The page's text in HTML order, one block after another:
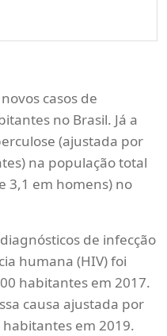
casos de
no Brasil. Já a
(ajustada por
na população total
3,1 em homens) no
de infecção
humana (HIV) foi
habitantes em 2017.
causa ajustada por
em 2019.